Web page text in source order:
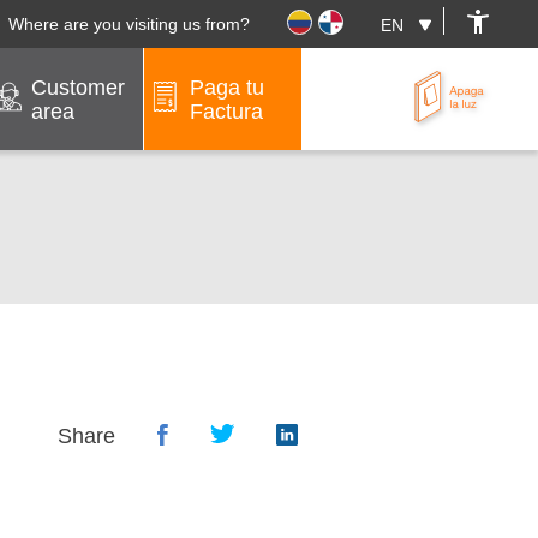
Where are you visiting us from?
Customer
area
Paga tu
Factura
Share